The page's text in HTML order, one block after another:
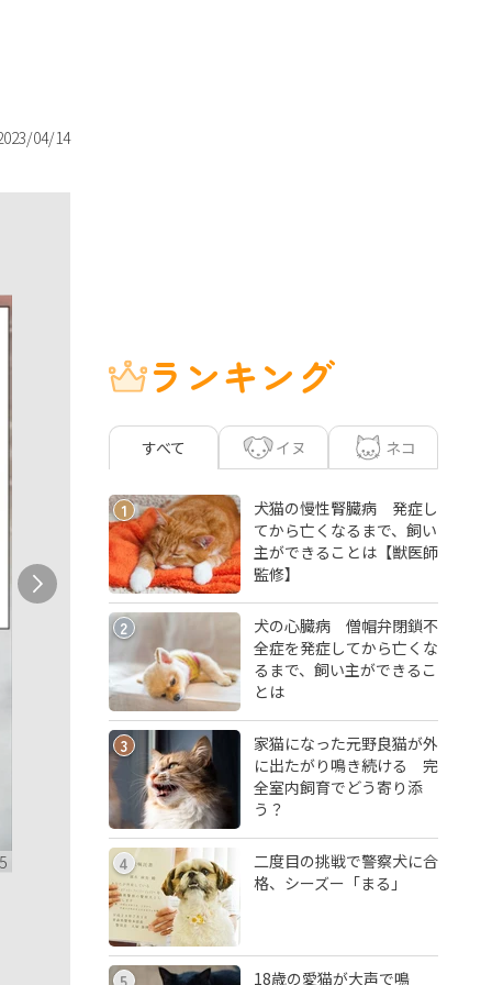
04/14
5
ランキング
すべて イヌ ネコ
1
犬猫の慢性腎臓病 発症し
てから亡くなるまで、飼い
主ができることは【獣医師
監修】
2
犬の心臓病 僧帽弁閉鎖不
全症を発症してから亡くな
るまで、飼い主ができるこ
とは
3
家猫になった元野良猫が外
に出たがり鳴き続ける 完
全室内飼育でどう寄り添
う？
4
二度目の挑戦で警察犬に合
格、シーズー「まる」
5 18歳の愛猫が大声で鳴